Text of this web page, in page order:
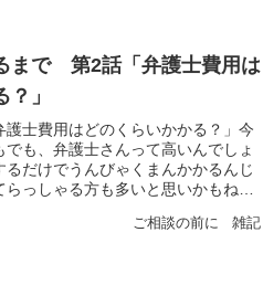
まで 第2話「弁護士費用は
」
護士費用はどのくらいかかる？」今
でも、弁護士さんって高いんでしょ
るだけでうんびゃくまんかかるんじ
っしゃる方も多いと思いかもね。
ご相談の前に 雑記